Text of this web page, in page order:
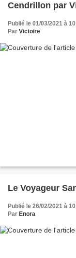
Cendrillon par
Publié le 01/03/2021 à
Par Victoire
Le Voyageur
Publié le 26/02/2021 à
Par Enora